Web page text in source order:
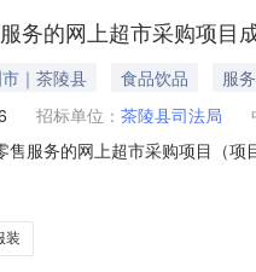
务的网上超市采购项目
｜茶陵县 食品饮品
服务
招标单位： 茶陵县司法局
售服务的网上超市采购项目（
间:-二、采购单位信息采购单位
装